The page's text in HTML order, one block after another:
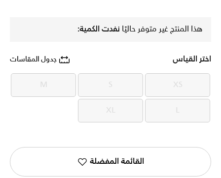
هذا المنتج غير متوفر حاليًا نفدت الكمية:
اختر القياس جدول المقاسات
XS
XS
S
S
M
M
L
L
XL
XL
القائمة المفضلة